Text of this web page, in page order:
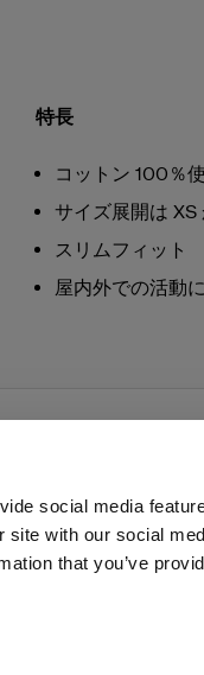
social media
with our social
that you’ve
特長
コットン 100％
サイズ展開は XS
スリムフィット
屋内外での活動
the Light